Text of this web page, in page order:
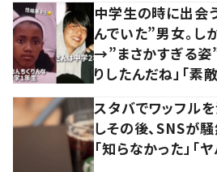
中学生の時に出会
んでいた”男女。し
→”まさかすぎる姿
りしたんだね」「素
スタバでワッフル
しその後、SNSが
「知らなかった」「